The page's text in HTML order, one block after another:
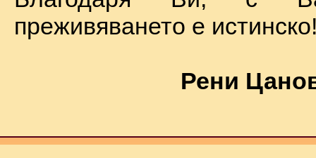
преживяването е
Рени